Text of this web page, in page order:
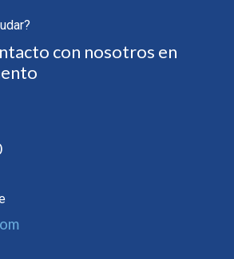
con nosotros en